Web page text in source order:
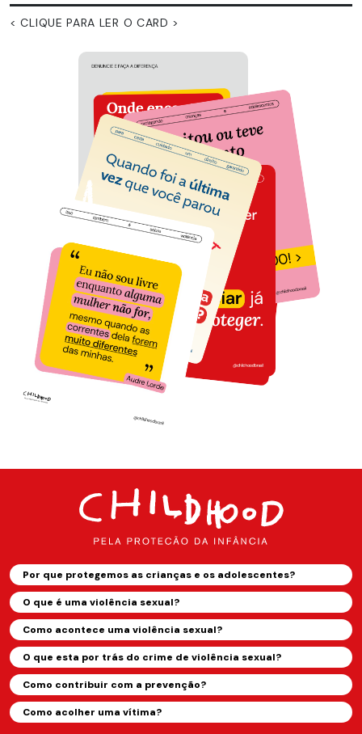
< CLIQUE PARA LER O CARD >
Por que protegemos as crianças e os adolescentes?
O que é uma violência sexual?
Como acontece uma violência sexual?
O que esta por trás do crime de violência sexual?
Como contribuir com a prevenção?
Como acolher uma vítima?